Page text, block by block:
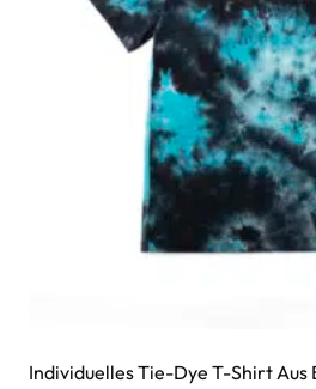
Individuelles Tie-Dye T-Shirt Aus